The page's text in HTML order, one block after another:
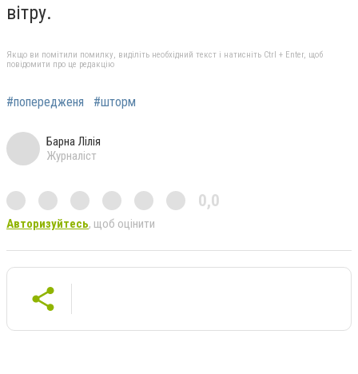
вітру.
Якщо ви помітили помилку, виділіть необхідний текст і натисніть Ctrl + Enter, щоб
повідомити про це редакцію
#попередженя #шторм
Барна Лілія
Журналіст
0,0
Авторизуйтесь, щоб оцінити